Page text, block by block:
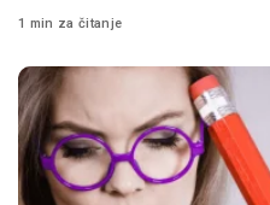
1 min za čitanje